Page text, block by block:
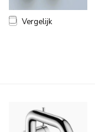
Vergelijk